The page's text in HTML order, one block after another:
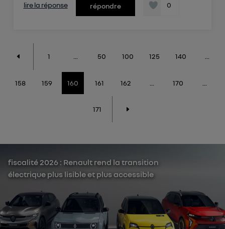
lire la réponse répondre 0
1 50 100 125 140
158 159 160 161 162 170
171
fiscalité 2026 : Renault rend la transition
électrique plus lisible et plus accessible